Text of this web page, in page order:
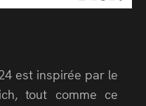
est inspirée par le
tout comme ce